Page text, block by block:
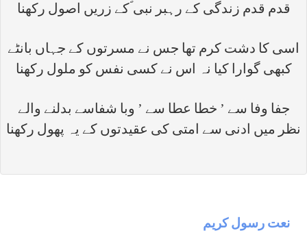
قدم قدم زندگی کے رہبر نبی ؐکے زریں اصول رکھنا
اسی کا دشت کرم تھا جس نے مسرتوں کے جہاں بانٹے
کبھی گوارا کیا نہ اس نے کسی نفس کو ملول رکھنا
جفا وفا سے ’ خطا عطا سے ’ وبا شفاسے بدلنے والے
نظر میں ادنی سے امتی کی عقیدتوں کے یہ پھول رکھنا
نعت رسول كريم